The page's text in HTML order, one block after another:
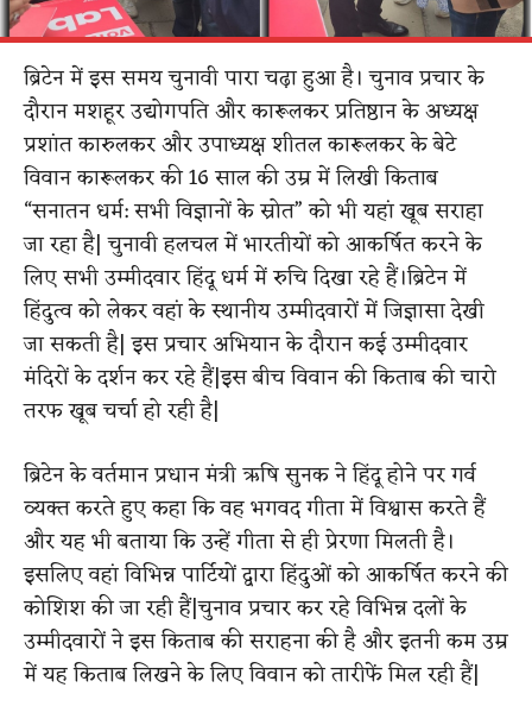
ब्रिटेन में इस समय चुनावी पारा चढ़ा हुआ है। चुनाव प्रचार के
दौरान मशहूर उद्योगपति और कारूलकर प्रतिष्ठान के अध्यक्ष
प्रशांत कारुलकर और उपाध्यक्ष शीतल कारूलकर के बेटे
विवान कारूलकर की 16 साल की उम्र में लिखी किताब
“सनातन धर्म: सभी विज्ञानों के स्रोत” को भी यहां खूब सराहा
जा रहा है|चुनावी हलचल में भारतीयों को आकर्षित करने के
लिए सभी उम्मीदवार हिंदू धर्म में रुचि दिखा रहे हैं।ब्रिटेन में
हिंदुत्व को लेकर वहां के स्थानीय उम्मीदवारों में जिज्ञासा देखी
जा सकती है| इस प्रचार अभियान के दौरान कई उम्मीदवार
मंदिरों के दर्शन कर रहे हैं|इस बीच विवान की किताब की चारो
तरफ खूब चर्चा हो रही है|
ब्रिटेन के वर्तमान प्रधान मंत्री ऋषि सुनक ने हिंदू होने पर गर्व
व्यक्त करते हुए कहा कि वह भगवद गीता में विश्वास करते हैं
और यह भी बताया कि उन्हें गीता से ही प्रेरणा मिलती है।
इसलिए वहां विभिन्न पार्टियों द्वारा हिंदुओं को आकर्षित करने की
कोशिश की जा रही हैं|चुनाव प्रचार कर रहे विभिन्न दलों के
उम्मीदवारों ने इस किताब की सराहना की है और इतनी कम उम्र
में यह किताब लिखने के लिए विवान को तारीफें मिल रही हैं|